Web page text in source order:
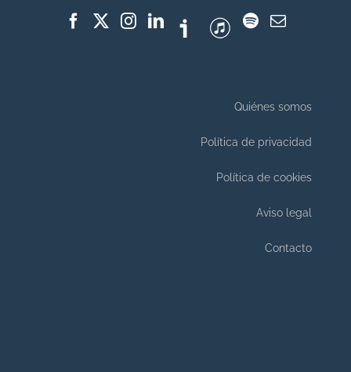
Quiénes somos
Política de privacidad
Política de cookies
Aviso legal
Contacto